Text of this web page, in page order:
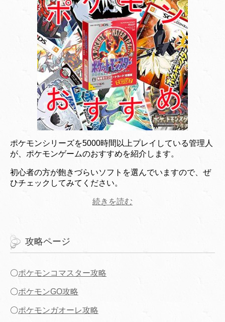
ポケモンシリーズを5000時間以上プレイしている管理人
が、ポケモンゲームのおすすめを紹介します。
初心者の方が飽きづらいソフトを選んでいますので、ぜ
ひチェックしてみてください。
続きを読む
攻略ページ
〇ポケモンコマスター攻略
〇ポケモンGO攻略
〇ポケモンガオーレ攻略